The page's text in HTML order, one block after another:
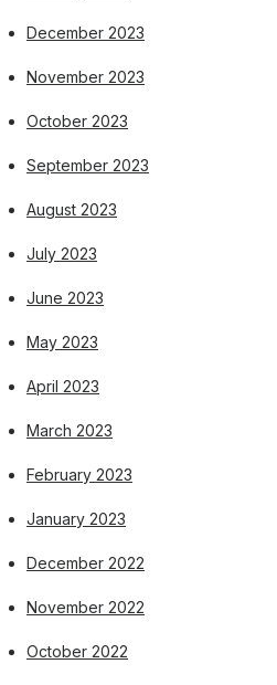
December 2023
November 2023
October 2023
September 2023
August 2023
July 2023
June 2023
May 2023
April 2023
March 2023
February 2023
January 2023
December 2022
November 2022
October 2022